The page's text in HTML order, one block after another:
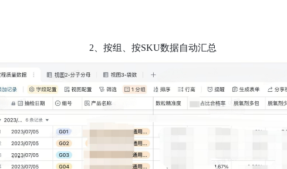
2、按组、按SKU数据自动汇总